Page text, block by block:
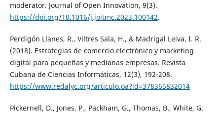
moderator. Journal of Open Innovation, 9(3).
https://doi.org/10.1016/j.joitmc.2023.100142.
Perdigón Llanes, R., Viltres Sala, H., & Madrigal Leiva, I. R.
(2018). Estrategias de comercio electrónico y marketing
digital para pequeñas y medianas empresas. Revista
Cubana de Ciencias Informáticas, 12(3), 192-208.
https://www.redalyc.org/articulo.oa?id=378365832014
Pickernell, D., Jones, P., Packham, G., Thomas, B., White, G.